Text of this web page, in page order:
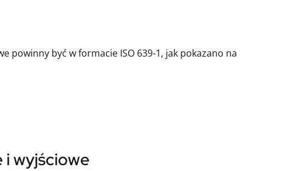
powinny być w formacie ISO 639-1, jak pokazano na
wyjściowe